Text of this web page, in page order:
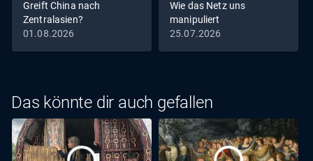
beiden Seiten angegriffen. "Tracks East" zeigt ein Land,
das erschöpft ist – und dennoch weitermacht.
Greift China nach
Zentralasien?
01.08.2026
Wie das Netz uns
manipuliert
25.07.2026
Das könnte dir auch gefallen